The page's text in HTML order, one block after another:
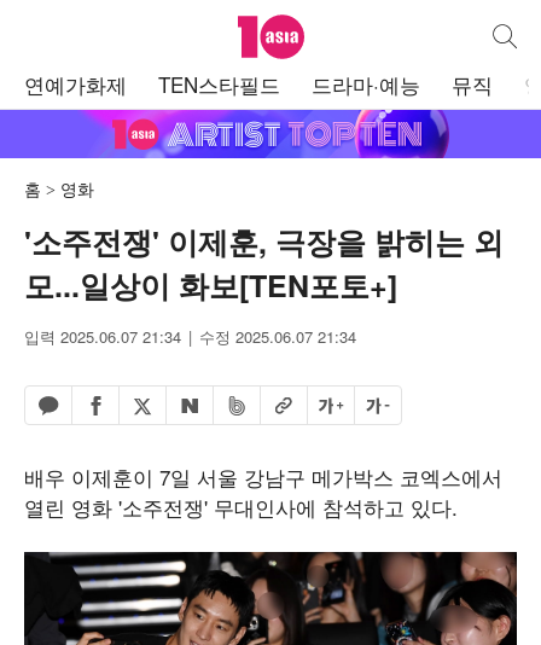
텐아시아 통합
연예가화제 TEN스타필드 드라마·예능 뮤직
홈 영화
'소주전쟁' 이제훈, 극장을 밝히는 외
모...일상이 화보[TEN포토+]
입력 2025.06.07 21:34 수정 2025.06.07 21:34
카카오톡 공유하기
페이스북 공유하기
엑스 공유하기
네이버 공유하기
밴드 공유하기
URL복사글자 크게글자 작게
배우 이제훈이 7일 서울 강남구 메가박스 코엑스에서
열린 영화 '소주전쟁' 무대인사에 참석하고 있다.